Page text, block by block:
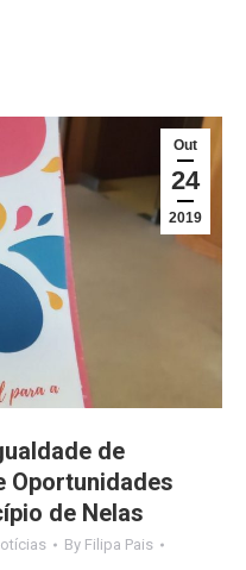
Out
24
2019
de
Oportunidades
de Nelas
By Filipa Pais